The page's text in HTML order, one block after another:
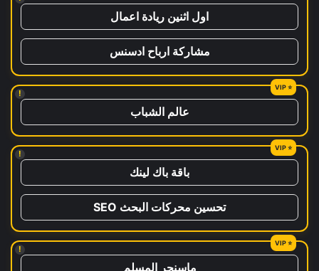
اول اثنين ريادة اعمال
مشاركة ارباح ادسنس
!
عالم الشباب
!
باقة باك لينك
تحسين محركات البحث SEO
!
ماسنجر المسلم